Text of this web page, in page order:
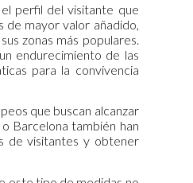
perfil del visitante que
de mayor valor añadido,
zonas más populares.
endurecimiento de las
para la convivencia
que buscan alcanzar
Barcelona también han
de visitantes y obtener